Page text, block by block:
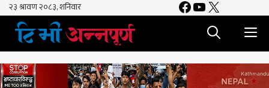
Skip
content
Facebook
YouTube
X